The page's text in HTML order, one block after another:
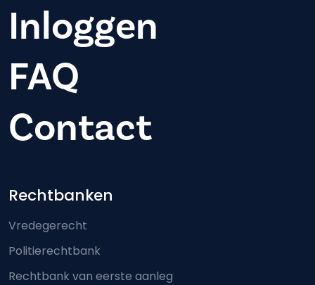
Inloggen
FAQ
Contact
Footer-menu
Rechtbanken
Vredegerecht
Politierechtbank
Rechtbank van eerste aanleg